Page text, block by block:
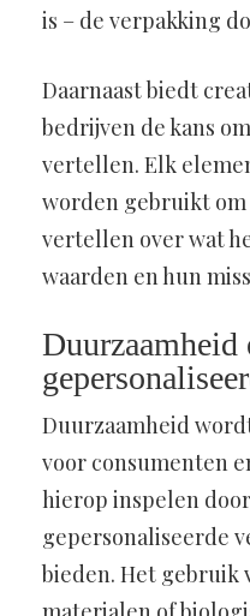
is – de verpakking
Daarnaast biedt
bedrijven de kans
vertellen. Elk
worden gebruikt
vertellen over wat
waarden en hun
Duurzaamheid
Duurzaamheid
voor consumenten
hierop inspelen
gepersonaliseerde
bieden. Het gebruik